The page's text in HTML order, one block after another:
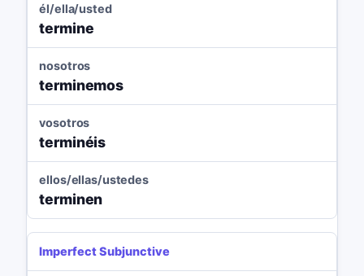
él/ella/usted
termine
nosotros
terminemos
vosotros
terminéis
ellos/ellas/ustedes
terminen
Imperfect Subjunctive